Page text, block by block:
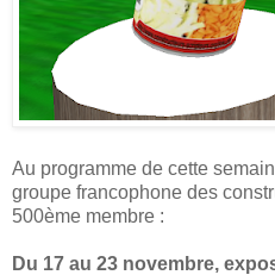
Au programme de cette
groupe francophone des
500ème membre :
Du 17 au 23 novembre,